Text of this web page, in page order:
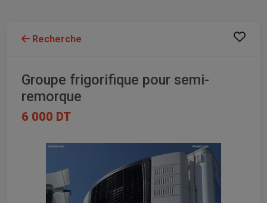
Recherche
Groupe frigorifique pour semi-
remorque
6 000 DT